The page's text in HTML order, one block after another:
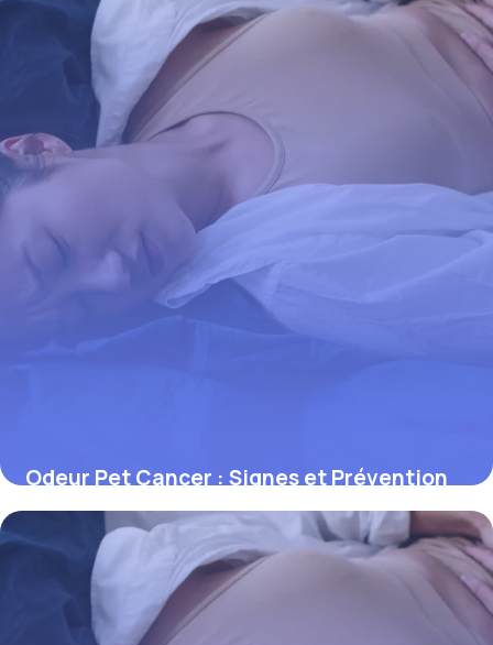
Odeur Pet Cancer : Signes et Prévention
1 juin 2026